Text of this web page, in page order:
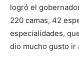
logró el
220 camas, 42
especialidades,
dio mucho gusto ir